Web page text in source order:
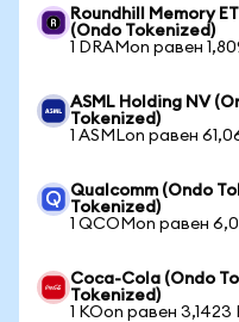
Roundhill Memory
(Ondo Tokenized)
1 DRAMon равен
ASML Holding NV
Tokenized)
1 ASMLon равен
Qualcomm (Ondo
Tokenized)
1 QCOMon равен
Coca-Cola (Ondo
Tokenized)
1 KOon равен 3,1423